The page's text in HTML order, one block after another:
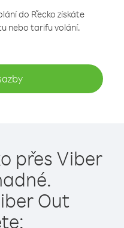
do Řecko získáte
nebo tarifu volání.
přes Viber
Out